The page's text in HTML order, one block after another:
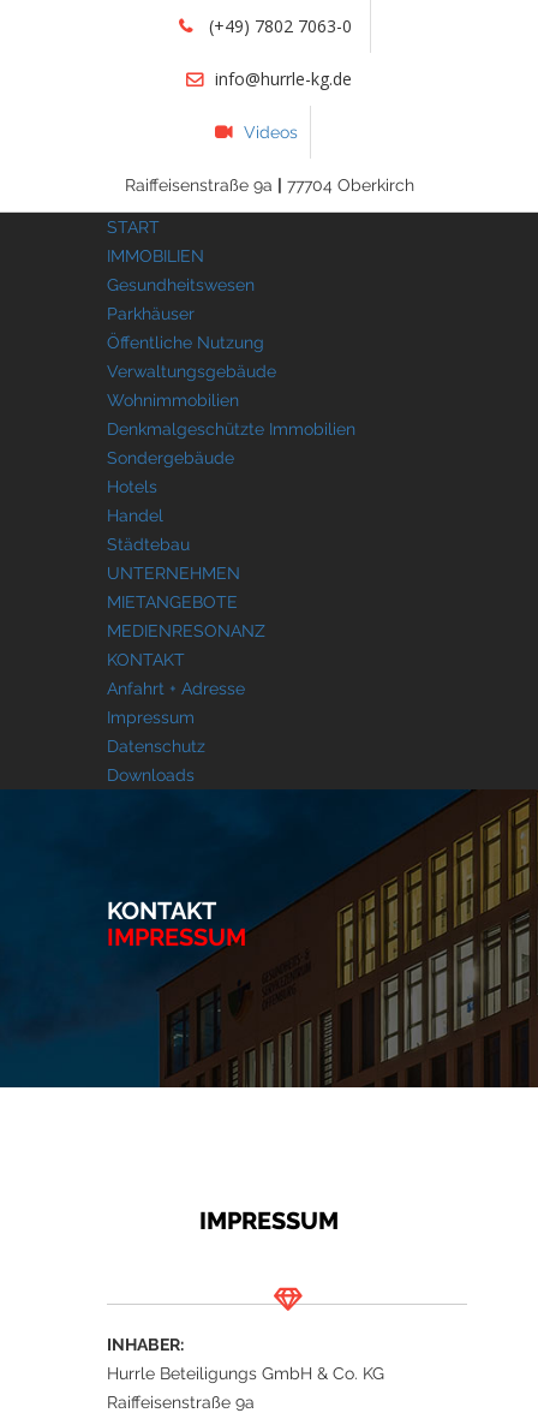
(+49) 7802 7063-0
info@hurrle-kg.de
Videos
Raiffeisenstraße 9a | 77704 Oberkirch
START
IMMOBILIEN
Gesundheitswesen
Parkhäuser
Öffentliche Nutzung
Verwaltungsgebäude
Wohnimmobilien
Denkmalgeschützte Immobilien
Sondergebäude
Hotels
Handel
Städtebau
UNTERNEHMEN
MIETANGEBOTE
MEDIENRESONANZ
KONTAKT
Anfahrt + Adresse
Impressum
Datenschutz
Downloads
KONTAKT
IMPRESSUM
IMPRESSUM
INHABER:
Hurrle Beteiligungs GmbH & Co. KG
Raiffeisenstraße 9a